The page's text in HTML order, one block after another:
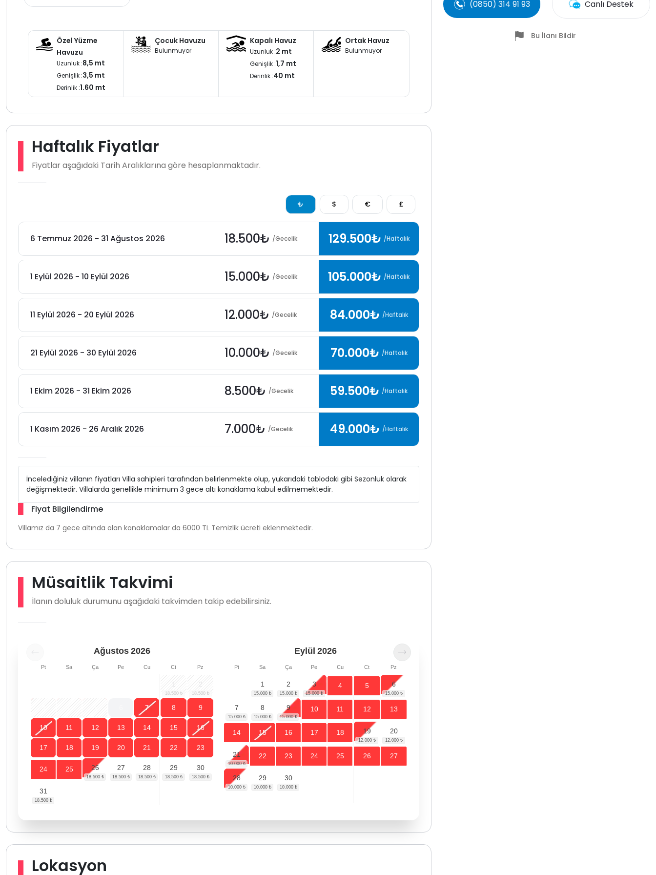
Özel Yüzme
Havuzu
Uzunluk :8,5 mt
Genişlik :3,5 mt
Derinlik :1.60 mt
Çocuk Havuzu
Bulunmuyor
Kapalı Havuz
Uzunluk :2 mt
Genişlik :1,7 mt
Derinlik :40 mt
Ortak Havuz
Bulunmuyor
Haftalık Fiyatlar
Fiyatlar aşağıdaki Tarih Aralıklarına göre hesaplanmaktadır.
₺ $ € £
6 Temmuz 2026 - 31 Ağustos 2026 18.500₺ /Gecelik 129.500₺ /Haftalık
1 Eylül 2026 - 10 Eylül 2026 15.000₺ /Gecelik 105.000₺ /Haftalık
11 Eylül 2026 - 20 Eylül 2026 12.000₺ /Gecelik 84.000₺ /Haftalık
21 Eylül 2026 - 30 Eylül 2026 10.000₺ /Gecelik 70.000₺ /Haftalık
1 Ekim 2026 - 31 Ekim 2026 8.500₺ /Gecelik 59.500₺ /Haftalık
1 Kasım 2026 - 26 Aralık 2026 7.000₺ /Gecelik 49.000₺ /Haftalık
İncelediğiniz villanın fiyatları Villa sahipleri tarafından belirlenmekte olup, yukarıdaki tablodaki gibi Sezonluk olarak
değişmektedir. Villalarda genellikle minimum 3 gece altı konaklama kabul edilmemektedir.
Fiyat Bilgilendirme
Villamız da 7 gece altında olan konaklamalar da 6000 TL Temizlik ücreti eklenmektedir.
Müsaitlik Takvimi
İlanın doluluk durumunu aşağıdaki takvimden takip edebilirsiniz.
Ağustos 2026
Pt Sa Ça Pe Cu Ct Pz
1 2
7 8 9
10 11 12 13 14 15 16
17 18 19 20 21 22 23
24 25 26 27 28 29 30
31
Eylül 2026
Pt Sa Ça Pe Cu Ct Pz
1 2 3 4 5 6
7 8 9 10 11 12 13
14 15 16 17 18 19 20
21 22 23 24 25 26 27
28 29 30
Lokasyon
(0850) 314 91 93 Canlı Destek
Bu İlanı Bildir